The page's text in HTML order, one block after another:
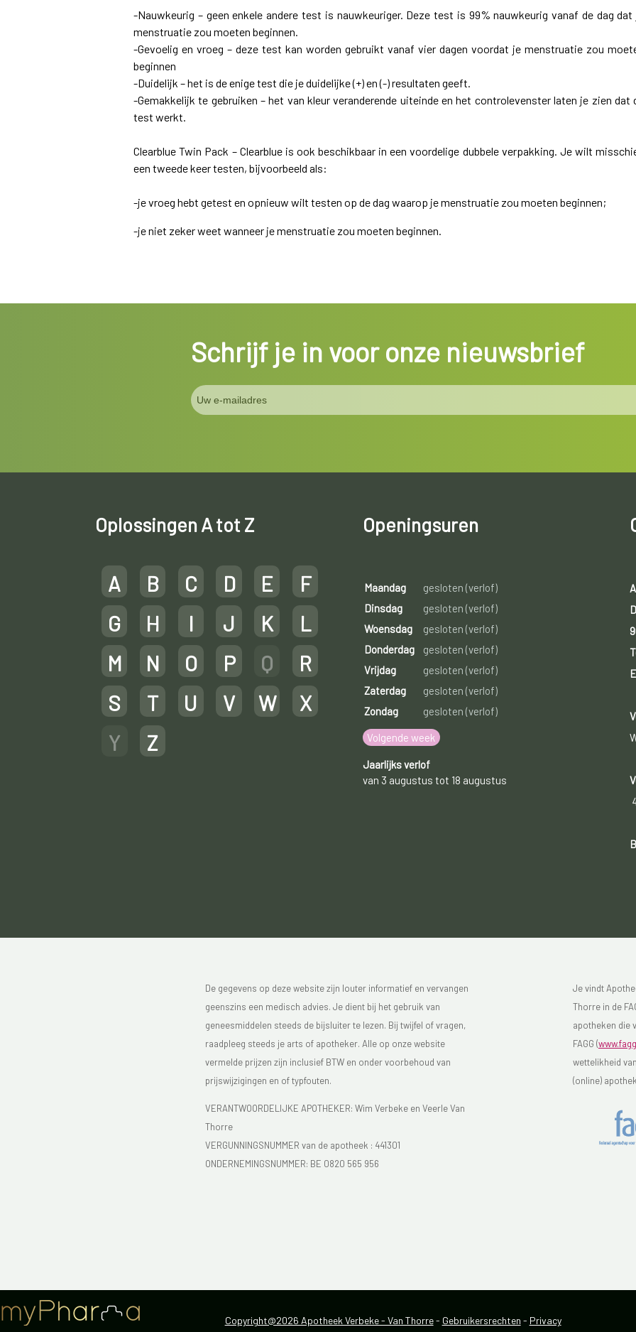
-Nauwkeurig – geen enkele andere test is nauwkeuriger. Deze test is 99% nauwkeurig vanaf de dag dat
menstruatie zou moeten beginnen.
-Gevoelig en vroeg – deze test kan worden gebruikt vanaf vier dagen voordat je menstruatie zou
beginnen
-Duidelijk – het is de enige test die je duidelijke (+) en (-) resultaten geeft.
-Gemakkelijk te gebruiken – het van kleur veranderende uiteinde en het controlevenster laten je zien dat
test werkt.
Clearblue Twin Pack – Clearblue is ook beschikbaar in een voordelige dubbele verpakking. Je wilt
een tweede keer testen, bijvoorbeeld als:
-je vroeg hebt getest en opnieuw wilt testen op de dag waarop je menstruatie zou moeten beginnen;
-je niet zeker weet wanneer je menstruatie zou moeten beginnen.
Schrijf je in voor onze nieuwsbrief
Oplossingen A tot Z
A B C D E
F
G
H I J K
L
M
N O P Q
R
S
T U V W
X
Y
Z
Openingsuren
Maandag
gesloten (verlof)
Dinsdag
gesloten (verlof)
Woensdag
gesloten (verlof)
Donderdag
gesloten (verlof)
Vrijdag
gesloten (verlof)
Zaterdag
gesloten (verlof)
Zondag
gesloten (verlof)
Volgende week
Jaarlijks verlof
van 3 augustus tot 18 augustus
De gegevens op deze website zijn louter informatief en vervangen
geenszins een medisch advies. Je dient bij het gebruik van
geneesmiddelen steeds de bijsluiter te lezen. Bij twijfel of vragen,
raadpleeg steeds je arts of apotheker. Alle op onze website
vermelde prijzen zijn inclusief BTW en onder voorbehoud van
prijswijzigingen en of typfouten.
VERANTWOORDELIJKE APOTHEKER: Wim Verbeke en Veerle Van
Thorre
VERGUNNINGSNUMMER van de apotheek : 441301
ONDERNEMINGSNUMMER: BE 0820 565 956
Je vindt
Thorre in de
apotheken die
FAGG (
wettelikheid
(online)
Copyright@2026 Apotheek Verbeke - Van Thorre - Gebruikersrechten - Privacy